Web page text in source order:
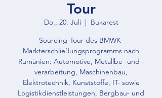
Tour
Do., 20. Juli
  |
Bukarest
Sourcing-Tour des BMWK-
Markterschließungsprogramms nach
Rumänien: Automotive, Metallbe- und -
verarbeitung, Maschinenbau,
Elektrotechnik, Kunststoffe, IT- sowie
Logistikdienstleistungen, Bergbau- und